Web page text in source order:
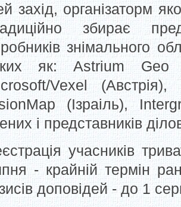
захід, організаторм
збирає
знімального
як: Astrium Geo
Vexel
(Ізраіль),
і представників
учасників
- крайній термін
доповідей - до 1